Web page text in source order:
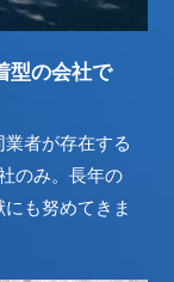
型の会社で
者が存在する
のみ。長年の
も努めてきま